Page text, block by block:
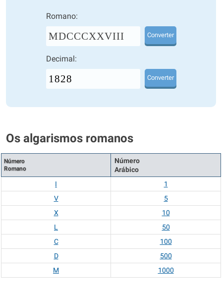
Romano:
MDCCCXXVIII Converter
Decimal:
Converter
Os algarismos romanos
Número
Romano
Número
Arábico
I
1
V
5
X
10
L
50
C
100
D
500
M
1000